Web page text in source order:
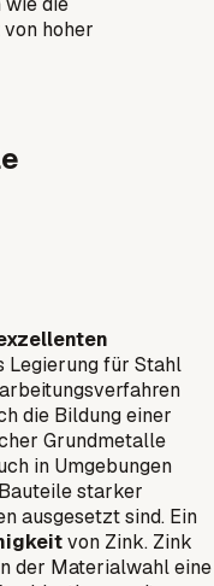
hoher
Legierung für Stahl
die Bildung einer
Grundmetalle
in Umgebungen
starker
ausgesetzt sind. Ein
von Zink. Zink
der Materialwahl eine